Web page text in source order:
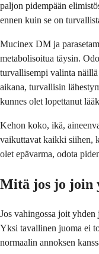
paljon pidempään
ennen kuin se on
Mucinex DM ja
metabolisoitua täysin.
turvallisempi valinta
aikana, turvallisin
kunnes olet lopettanut
Kehon koko, ikä,
vaikuttavat kaikki siihen,
olet epävarma, odota
Mitä jos jo join
Jos vahingossa joit
Yksi tavallinen juoma ei
normaalin annoksen